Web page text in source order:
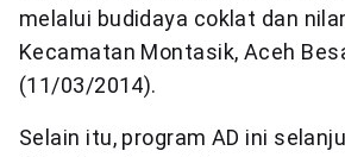
melalui budidaya coklat dan
Kecamatan Montasik, Aceh
(11/03/2014).
Selain itu, program AD ini